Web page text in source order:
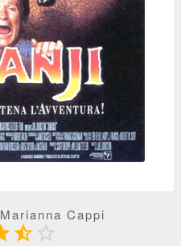
Cappi
 